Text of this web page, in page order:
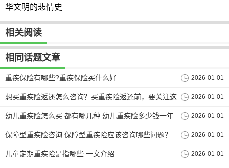
华文明的悲情史
相关阅读
相同话题文章
重疾保险有哪些?重疾保险买什么好 2026-01-01
想买重疾险返还怎么咨询？买重疾险返还前，要关注这几个问题！ 2026-01-01
幼儿重疾险怎么买 都有哪几种 幼儿重疾险多少钱一年 2026-01-01
保障型重疾险咨询 保障型重疾险应该咨询哪些问题？ 2026-01-01
儿童定期重疾险是指哪些 一文介绍 2026-01-01